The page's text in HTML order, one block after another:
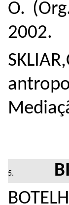
O.
2002.